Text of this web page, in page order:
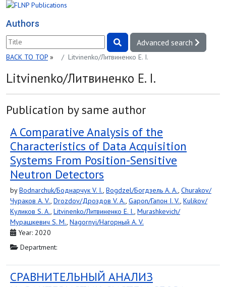
Authors
Advanced search
BACK TO TOP » Litvinenko/Литвиненко E. I.
Litvinenko/Литвиненко E. I.
Publication by same author
A Comparative Analysis of the
Characteristics of Data Acquisition
Systems From Position-Sensitive
Neutron Detectors
byBodnarchuk/Боднарчук V. I., Bogdzel/Богдзель A. A., Churakov/
Чураков A. V., Drozdov/Дроздов V. A., Gapon/Гапон I. V., Kulikov/
Куликов S. A., Litvinenko/Литвиненко E. I., Murashkevich/
Мурашкевич S. M., Nagornyi/Нагорный A. V.
Year: 2020
Department:
СРАВНИТЕЛЬНЫЙ АНАЛИЗ